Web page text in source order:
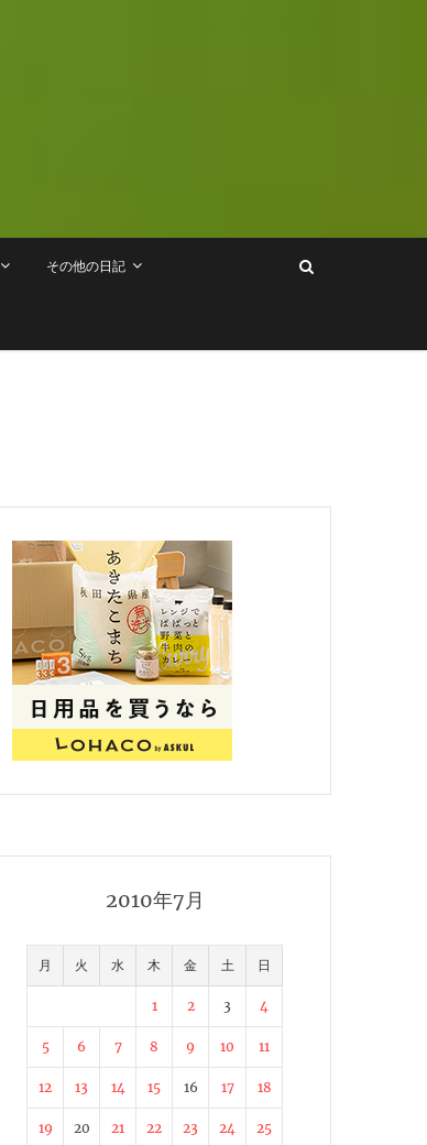
その他の日記
2010年7月
月 火 水 木 金 土 日
1 2 3 4
5 6 7 8 9 10 11
12 13 14 15 16 17 18
19 20 21 22 23 24 25